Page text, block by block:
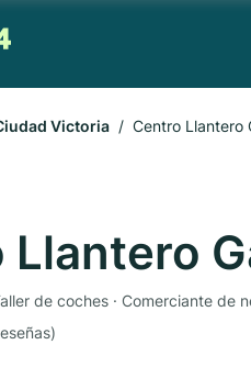
Victoria Centro Llantero
Llantero
de coches · Comerciante de